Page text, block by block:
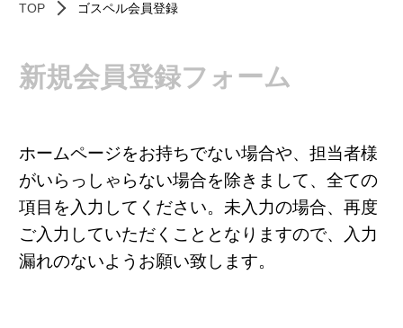
TOP ゴスペル会員登録
新規会員登録フォーム
ホームページをお持ちでない場合や、担当者様
がいらっしゃらない場合を除きまして、全ての
項目を入力してください。未入力の場合、再度
ご入力していただくこととなりますので、入力
漏れのないようお願い致します。